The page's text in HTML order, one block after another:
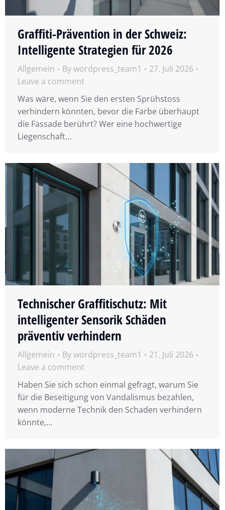
Graffiti-Prävention in der Schweiz:
Intelligente Strategien für 2026
Allgemein Bywordpress_team1
27. Juli 2026
Leave a comment
Was wäre, wenn Sie den ersten Sprühstoss
verhindern könnten, bevor die Farbe überhaupt
die Fassade berührt? Wer eine hochwertige
Liegenschaft…
Technischer Graffitischutz: Mit
intelligenter Sensorik Schäden
präventiv verhindern
Allgemein Bywordpress_team1
21. Juli 2026
Leave a comment
Haben Sie sich schon einmal gefragt, warum Sie
für die Beseitigung von Vandalismus bezahlen,
wenn moderne Technik den Schaden verhindern
könnte,…